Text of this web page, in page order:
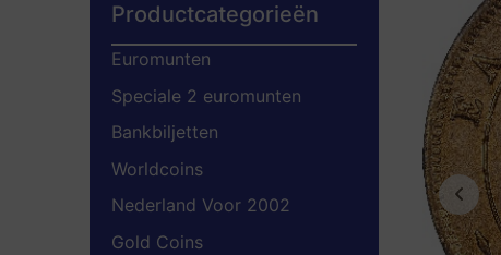
Productcategorieën
Euromunten
Speciale 2 euromunten
Bankbiljetten
Worldcoins
Nederland Voor 2002
Gold Coins